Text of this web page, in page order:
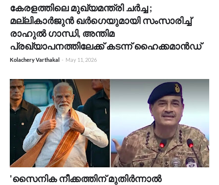
കേരളത്തിലെ മുഖ്യമന്ത്രി ചർച്ച ;
മല്ലികാർജുൻ ഖർഗെയുമായി സംസാരിച്ച്
രാഹുൽ ഗാന്ധി, അന്തിമ
പ്രഖ്യാപനത്തിലേക്ക് കടന്ന് ഹൈക്കമാൻഡ്
Kolachery Varthakal - May 11, 2026
'സൈനിക നീക്കത്തിന് മുതിർന്നാൽ